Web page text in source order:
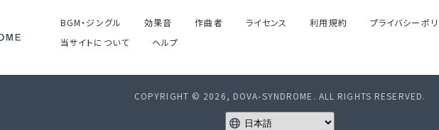
BGM・ジングル 効果音 作曲者 ライセンス 利用規約 プライバシーポ
当サイトについて
ヘルプ
COPYRIGHT © 2026, DOVA-SYNDROME. ALL RIGHTS RESERVED.